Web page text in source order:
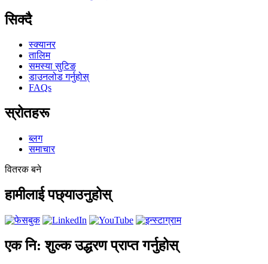
सिक्दै
स्क्यानर
तालिम
समस्या सुटिङ
डाउनलोड गर्नुहोस्
FAQs
स्रोतहरू
ब्लग
समाचार
वितरक बने
हामीलाई पछ्याउनुहोस्
एक नि: शुल्क उद्धरण प्राप्त गर्नुहोस्